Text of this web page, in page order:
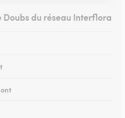
Doubs du réseau Interflora